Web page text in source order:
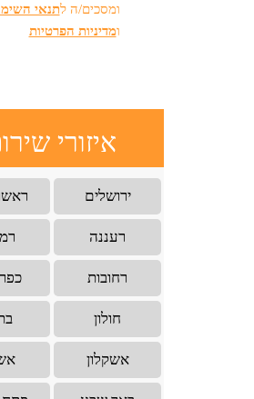
ומסכים/ה לתנאי
ומדיניות הפרטיות
איזורי
ירושלים
רעננה
רחובות
חולון
אשקלון